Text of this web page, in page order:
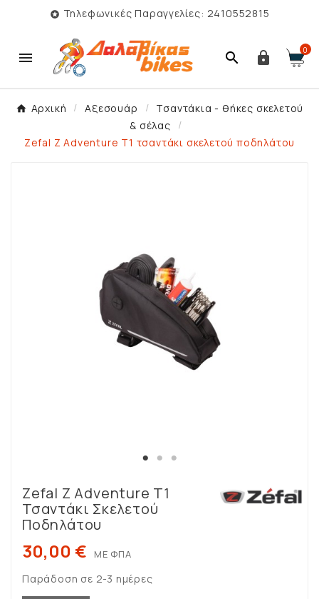
 Τηλεφωνικές Παραγγελίες: 2410552815
   0
Αρχική Αξεσουάρ
Τσαντάκια - θήκες σκελετού
& σέλας
Zefal Z Adventure T1 τσαντάκι σκελετού ποδηλάτου
Zefal Z Adventure T1
Τσαντάκι Σκελετού
Ποδηλάτου
30,00 € ΜΕ ΦΠΑ
Παράδοση σε 2-3 ημέρες